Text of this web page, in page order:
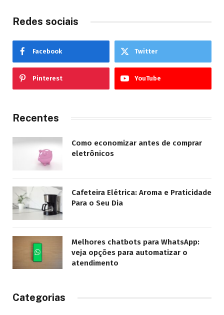
Redes sociais
Facebook Twitter
Pinterest YouTube
Recentes
Como economizar antes de comprar
eletrônicos
Cafeteira Elétrica: Aroma e Praticidade
Para o Seu Dia
Melhores chatbots para WhatsApp:
veja opções para automatizar o
atendimento
Categorias